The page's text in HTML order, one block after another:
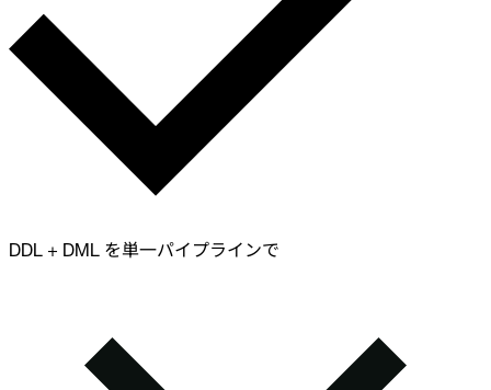
DDL + DML を単一パイプラインで